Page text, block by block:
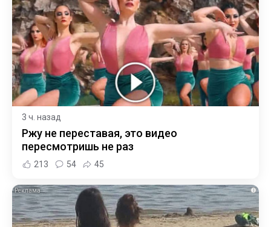
3 ч. назад
Ржу не переставая, это видео
пересмотришь не раз
213 54 45
i